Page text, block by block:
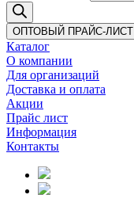
ОПТОВЫЙ ПРАЙС-ЛИСТ
Каталог
О компании
Для организаций
Доставка и оплата
Акции
Прайс лист
Информация
Контакты